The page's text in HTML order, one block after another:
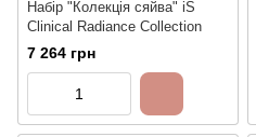
Набiр "Колекція сяйва" iS
Clinical Radiance Collection
7 264 грн